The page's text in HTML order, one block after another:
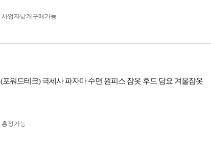
사업자 낱개구매가능
(포워드테크) 극세사 파자마 수면 원피스 잠옷 후드 담요 겨울잠옷
흥정가능